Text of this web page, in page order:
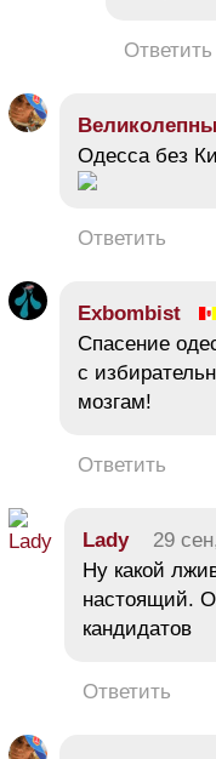
Ответить
Одесса без
Ответить
Exbombist
Спасение
с
мозгам!
Ответить
Lady 29
Ну какой
настоящий.
кандидатов
Ответить